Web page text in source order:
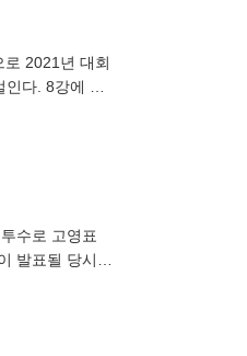
2021년 대회
다. 8강에 진
수로 고영표
발표될 당시부